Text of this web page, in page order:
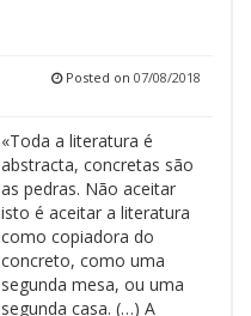
Posted on 07/08/2018
«Toda a literatura é
abstracta, concretas são
as pedras. Não aceitar
isto é aceitar a literatura
como copiadora do
concreto, como uma
segunda mesa, ou uma
segunda casa. (…) A